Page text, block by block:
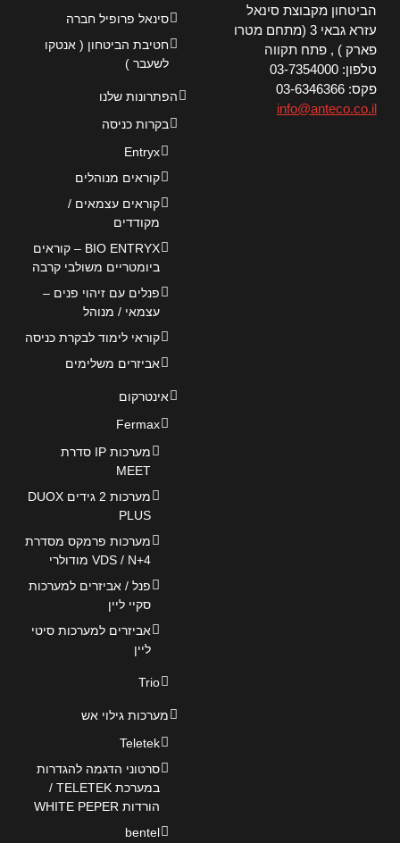
סינאל פרופיל חברה
חטיבת הביטחון ( אנטקו
לשעבר )
הפתרונות שלנו
בקרות כניסה
Entryx
קוראים מנוהלים
קוראים עצמאים /
מקודדים
BIO ENTRYX – קוראים
ביומטריים משולבי קרבה
פנלים עם זיהוי פנים –
עצמאי / מנוהל
קוראי לימוד לבקרת כניסה
אביזרים משלימים
אינטרקום
Fermax
מערכות IP סדרת
MEET
מערכות 2 גידים DUOX
PLUS
מערכות פרמקס מסדרת
VDS / N+4 מודולרי
פנל / אביזרים למערכות
סקיי ליין
אביזרים למערכות סיטי
ליין
Trio
מערכות גילוי אש
Teletek
סרטוני הדגמה להגדרות
במערכת TELETEK /
הורדות WHITE PEPER
bentel
הביטחון מקבוצת סינאל
עזרא גבאי 3 (מתחם מטרו
פארק ) , פתח תקווה
טלפון: 03-7354000
פקס: 03-6346366
info@anteco.co.il